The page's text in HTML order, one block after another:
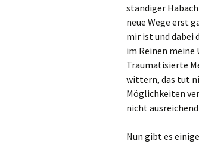
ständiger
neue Wege erst
mir ist und dabei
im Reinen meine
Traumatisierte
wittern, das tut
Möglichkeiten
nicht
Nun gibt es